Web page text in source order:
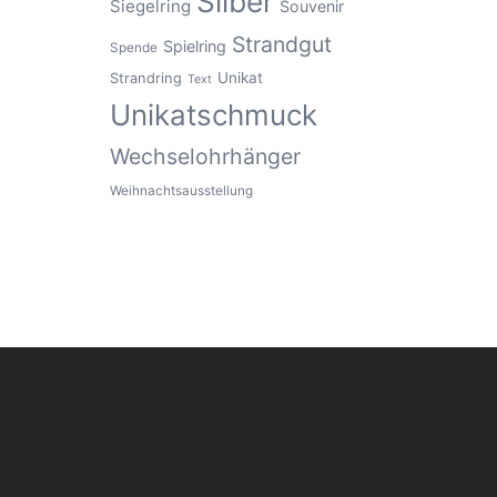
Siegelring Souvenir
Spende Spielring Strandgut
Strandring Text Unikat
Unikatschmuck
Wechselohrhänger
Weihnachtsausstellung